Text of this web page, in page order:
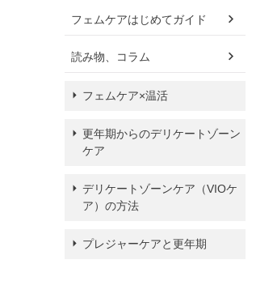
フェムケアはじめてガイド
読み物、コラム
フェムケア×温活
更年期からのデリケートゾーン
ケア
デリケートゾーンケア（VIOケ
ア）の方法
プレジャーケアと更年期